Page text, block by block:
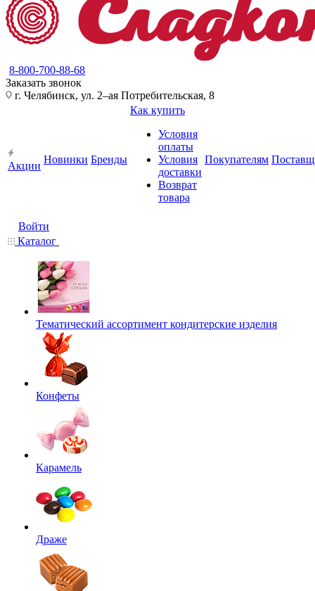
8-800-700-88-68
Заказать звонок
г. Челябинск, ул. 2–ая Потребительская, 8
Акции
Новинки Бренды
Как купить
Условия
оплаты
Условия
доставки
Возврат
товара
Покупателям
Войти
Каталог
Тематический ассортимент кондитерские изделия
Конфеты
Карамель
Драже